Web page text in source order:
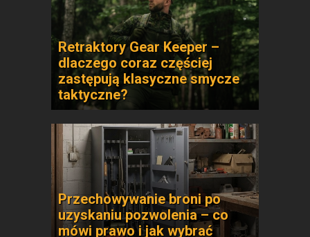
Retraktory Gear Keeper –
dlaczego coraz częściej
zastępują klasyczne smycze
taktyczne?
Przechowywanie broni po
uzyskaniu pozwolenia – co
mówi prawo i jak wybrać